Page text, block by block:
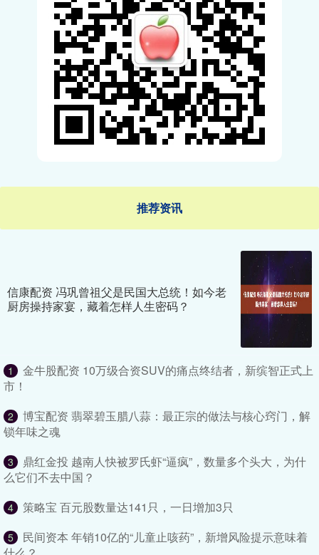
推荐资讯
信康配资 冯巩曾祖父是民国大总统！如今老
厨房操持家宴，藏着怎样人生密码？
1
金牛股配资 10万级合资SUV的痛点终结者，新缤智正式上
市！
2
博宝配资 翡翠碧玉腊八蒜：最正宗的做法与核心窍门，解
锁年味之魂
3
鼎红金投 越南人快被罗氏虾“逼疯”，数量多个头大，为什
么它们不去中国？
4 策略宝 百元股数量达141只，一日增加3只
5
民间资本 年销10亿的“儿童止咳药”，新增风险提示意味着